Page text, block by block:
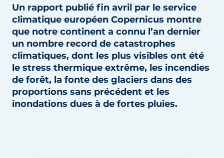
Podcasts
Privacy / Cookie statement
S’inscrire à l’événement
S’inscrire
Termes et conditions
Video’s
Photovoltaïques
Smart homes
Un rapport publié fin avril par le service
climatique européen Copernicus montre
que notre continent a connu l’an dernier
un nombre record de catastrophes
climatiques, dont les plus visibles ont été
le stress thermique extrême, les incendies
de forêt, la fonte des glaciers dans des
proportions sans précédent et les
inondations dues à de fortes pluies.